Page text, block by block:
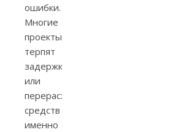
ошибки.
Многие
проекты
терпят
задержки
или
перерасход
средств
именно